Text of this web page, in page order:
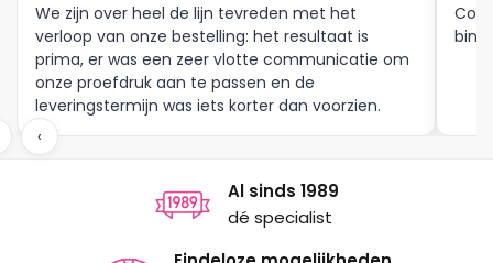
We zijn over heel de lijn tevreden met het
verloop van onze bestelling: het resultaat is
prima, er was een zeer vlotte communicatie om
onze proefdruk aan te passen en de
leveringstermijn was iets korter dan voorzien.
Meer moet dat niet zijn.
‹
Al sinds 1989
dé specialist